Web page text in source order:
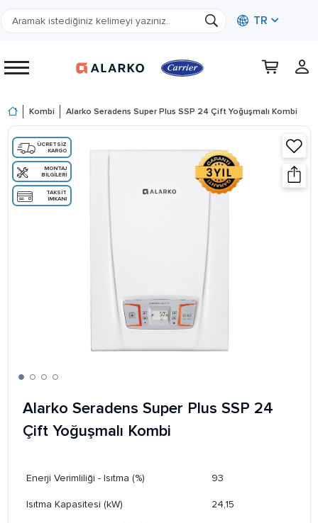
TR
Kombi Alarko Seradens Super Plus SSP 24 Çift Yoğuşmalı Kombi
ÜCRETSIZ
KARGO
MONTAJ
BILGILERI
TAKSIT
İMKANI
Alarko Seradens Super Plus SSP 24
Çift Yoğuşmalı Kombi
Enerji Verimliliği - Isıtma (%) 93
Isıtma Kapasitesi (kW) 24,15